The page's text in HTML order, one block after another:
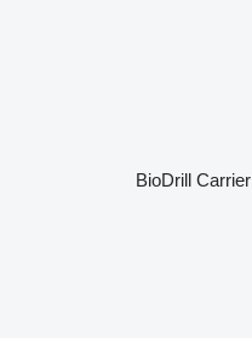
BioDrill Carrier